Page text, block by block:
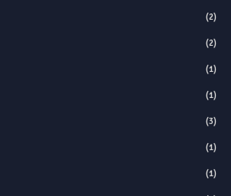
(2)
(2)
(1)
(1)
(3)
(1)
(1)